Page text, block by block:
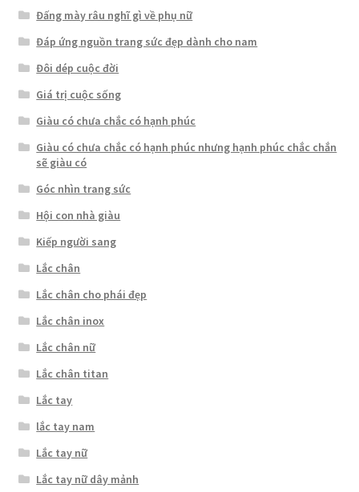
Đấng mày râu nghĩ gì về phụ nữ
Đáp ứng nguồn trang sức đẹp dành cho nam
Đôi dép cuộc đời
Giá trị cuộc sống
Giàu có chưa chắc có hạnh phúc
Giàu có chưa chắc có hạnh phúc nhưng hạnh phúc chắc chắn
sẽ giàu có
Góc nhìn trang sức
Hội con nhà giàu
Kiếp người sang
Lắc chân
Lắc chân cho phái đẹp
Lắc chân inox
Lắc chân nữ
Lắc chân titan
Lắc tay
lắc tay nam
Lắc tay nữ
Lắc tay nữ dây mảnh